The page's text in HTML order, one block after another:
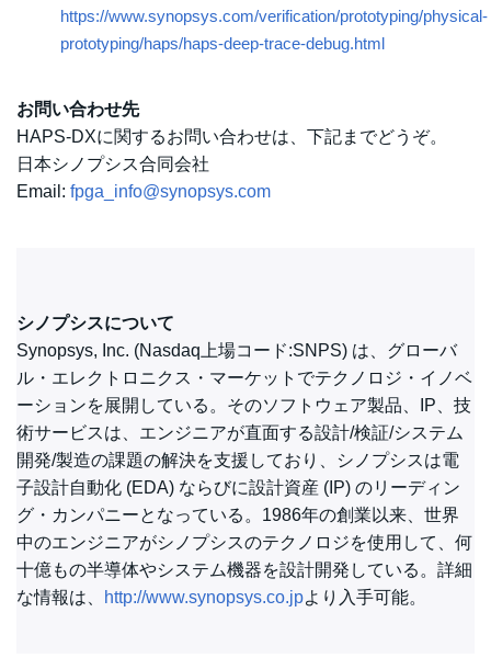
https://www.synopsys.com/verification/prototyping/physical-
prototyping/haps/haps-deep-trace-debug.html
お問い合わせ先
HAPS-DXに関するお問い合わせは、下記までどうぞ。
日本シノプシス合同会社
Email: fpga_info@synopsys.com
シノプシスについて
Synopsys, Inc. (Nasdaq上場コード:SNPS) は、グローバ
ル・エレクトロニクス・マーケットでテクノロジ・イノベ
ーションを展開している。そのソフトウェア製品、IP、技
術サービスは、エンジニアが直面する設計/検証/システム
開発/製造の課題の解決を支援しており、シノプシスは電
子設計自動化 (EDA) ならびに設計資産 (IP) のリーディン
グ・カンパニーとなっている。1986年の創業以来、世界
中のエンジニアがシノプシスのテクノロジを使用して、何
十億もの半導体やシステム機器を設計開発している。詳細
な情報は、
http://www.synopsys.co.jpより入手可能。